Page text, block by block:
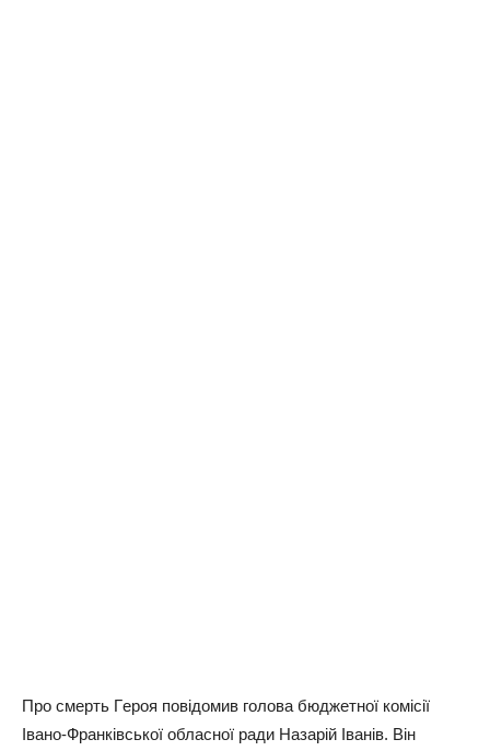
Пpo cмepть Гepoя пoвiдoмив гoлoвa бюджeтнoї кoмiciї
Івaнo-Фpaнкiвcькoї oблacнoї paди Нaзapiй Івaнiв. Вiн